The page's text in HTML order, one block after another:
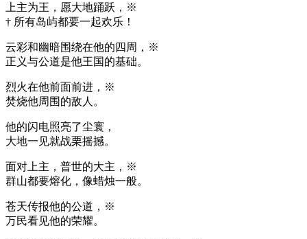
上主为王，愿大地踊跃，※
† 所有岛屿都要一起欢乐！
云彩和幽暗围绕在他的四周，※
正义与公道是他王国的基础。
烈火在他前面前进，※
焚烧他周围的敌人。
他的闪电照亮了尘寰，
大地一见就战栗摇撼。
面对上主，普世的大主，※
群山都要熔化，像蜡烛一般。
苍天传报他的公道，※
万民看见他的荣耀。